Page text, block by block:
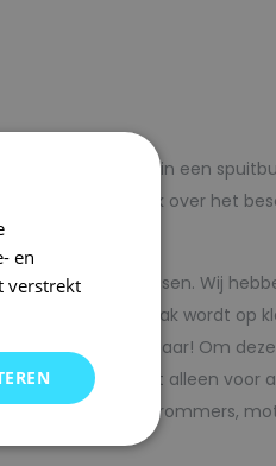
met autolak in een
de blanke lak over het
autolak spuitbussen. Wij
De autolak wordt op
voorraad leverbaar! Om
vinden. Maar niet alleen voor
scooters, brommers,
en
verstrekt